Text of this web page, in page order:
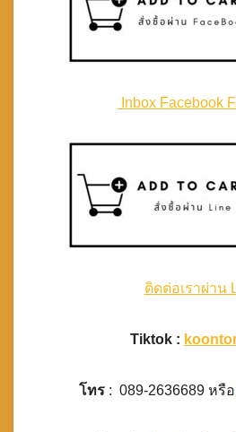
Inbox Facebook
ติดต่อเราผ่าน
Tiktok :
โทร: 089-2636689 หรือ